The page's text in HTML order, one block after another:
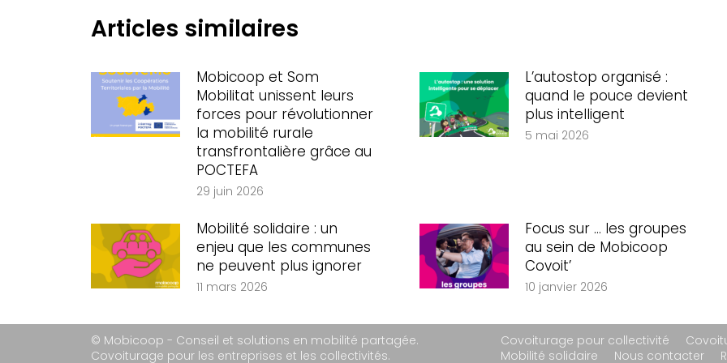
Articles similaires
Mobicoop et Som
Mobilitat unissent leurs
forces pour révolutionner
la mobilité rurale
transfrontalière grâce au
POCTEFA
29 juin 2026
L’autostop organisé :
quand le pouce devient
plus intelligent
5 mai 2026
Mobilité solidaire : un
enjeu que les communes
ne peuvent plus ignorer
11 mars 2026
Focus sur … les groupes
au sein de Mobicoop
Covoit’
10 janvier 2026
© Mobicoop - Conseil et solutions en mobilité partagée.
Covoiturage pour les entreprises et les collectivités.
Covoiturage pour collectivité
Mobilité solidaire
Nous contacter